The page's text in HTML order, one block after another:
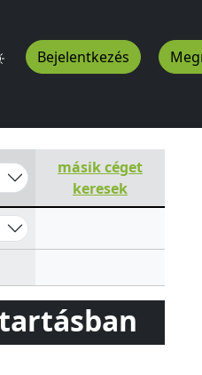
Bejelentkezés
másik céget
keresek